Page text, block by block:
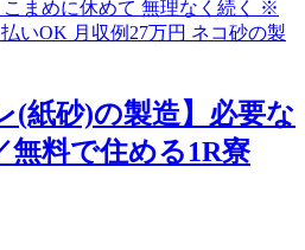
(紙砂)の製造】必要な
無料で住める1R寮